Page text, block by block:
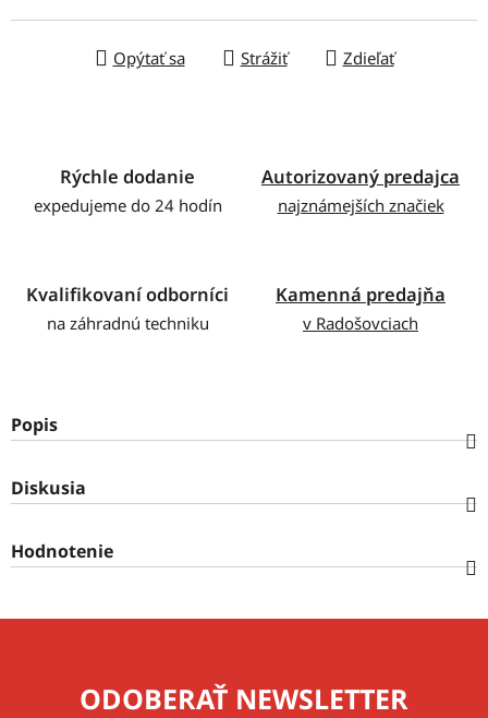
Opýtať sa Strážiť Zdieľať
Rýchle dodanie
expedujeme do 24 hodín
Autorizovaný predajca
najznámejších značiek
Kvalifikovaní odborníci
na záhradnú techniku
Kamenná predajňa
v Radošovciach
Popis
Diskusia
Hodnotenie
ODOBERAŤ NEWSLETTER